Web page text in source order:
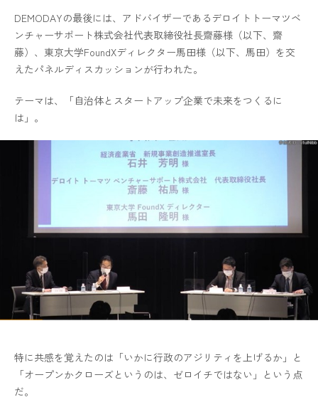
DEMODAYの最後には、アドバイザーであるデロイトトーマツベ
ンチャーサポート株式会社代表取締役社長齋藤様（以下、齋
藤）、東京大学FoundXディレクター馬田様（以下、馬田）を交
えたパネルディスカッションが行われた。
テーマは、「自治体とスタートアップ企業で未来をつくるに
は」。
特に共感を覚えたのは「いかに行政のアジリティを上げるか」と
「オープンかクローズというのは、ゼロイチではない」という点
だ。